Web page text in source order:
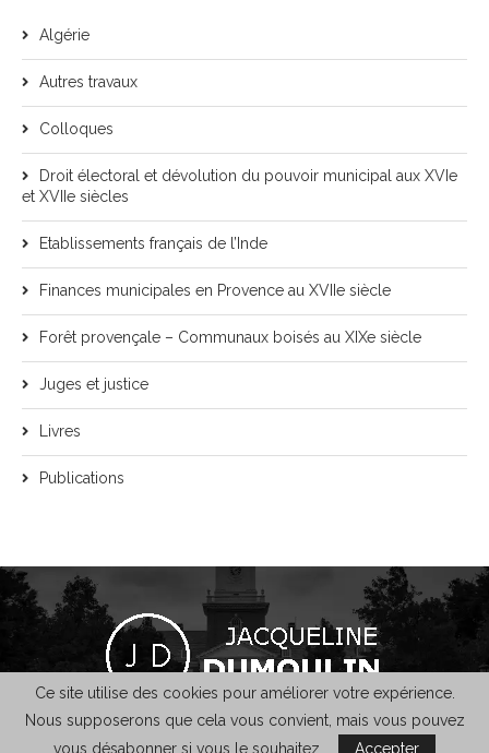
Algérie
Autres travaux
Colloques
Droit électoral et dévolution du pouvoir municipal aux XVIe
et XVIIe siècles
Etablissements français de l’Inde
Finances municipales en Provence au XVIIe siècle
Forêt provençale – Communaux boisés au XIXe siècle
Juges et justice
Livres
Publications
@2021 - Jacqueline Dumoulin - Design : KaleoWeb Mentions légales
Ce site utilise des cookies pour améliorer votre expérience.
Nous supposerons que cela vous convient, mais vous pouvez
vous désabonner si vous le souhaitez.
Accepter